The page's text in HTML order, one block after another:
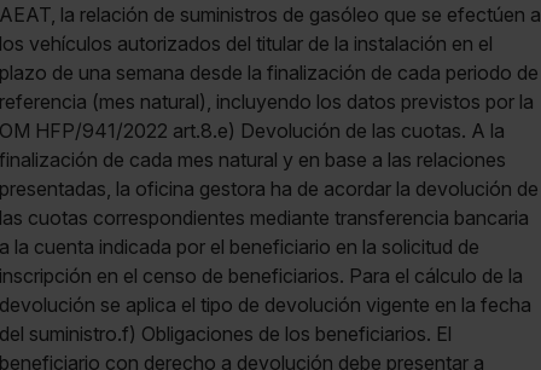
AEAT, la relación de suministros de gasóleo que se efectúen a
los vehículos autorizados del titular de la instalación en el
plazo de una semana desde la finalización de cada periodo de
referencia (mes natural), incluyendo los datos previstos por la
OM HFP/941/2022 art.8.e) Devolución de las cuotas. A la
finalización de cada mes natural y en base a las relaciones
presentadas, la oficina gestora ha de acordar la devolución de
las cuotas correspondientes mediante transferencia bancaria
a la cuenta indicada por el beneficiario en la solicitud de
inscripción en el censo de beneficiarios. Para el cálculo de la
devolución se aplica el tipo de devolución vigente en la fecha
del suministro.f) Obligaciones de los beneficiarios. El
beneficiario con derecho a devolución debe presentar a